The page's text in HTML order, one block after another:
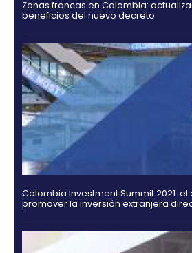
energía en Colombia